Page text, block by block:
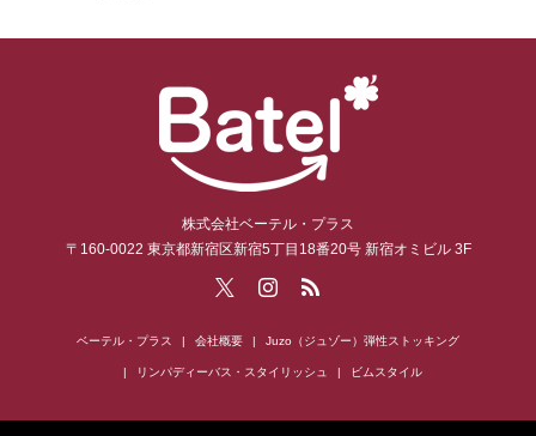
株式会社ベーテル・プラス
〒160-0022 東京都新宿区新宿5丁目18番20号 新宿オミビル 3F
ベーテル・プラス 会社概要 Juzo（ジュゾー）弾性ストッキング
リンパディーバス・スタイリッシュ ビムスタイル